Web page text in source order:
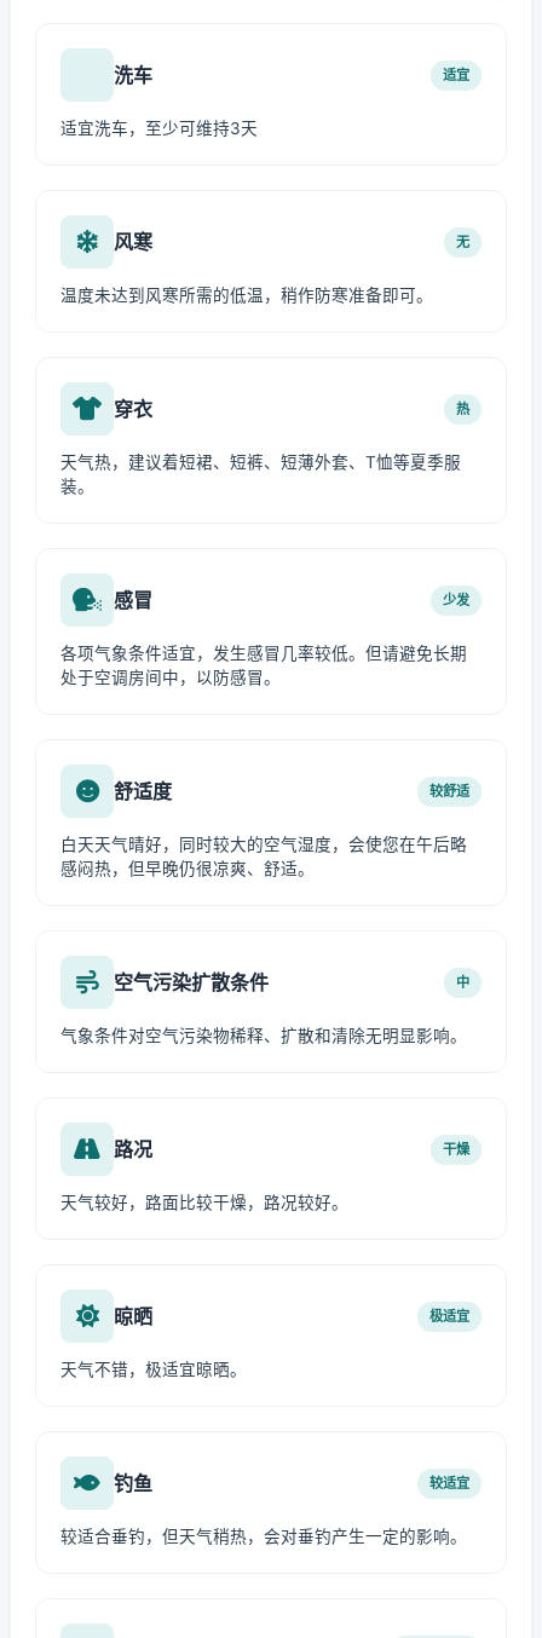
洗车 适宜
适宜洗车，至少可维持3天
风寒 无
温度未达到风寒所需的低温，稍作防寒准备即可。
穿衣 热
天气热，建议着短裙、短裤、短薄外套、T恤等夏季服
装。
感冒 少发
各项气象条件适宜，发生感冒几率较低。但请避免长期
处于空调房间中，以防感冒。
舒适度 较舒适
白天天气晴好，同时较大的空气湿度，会使您在午后略
感闷热，但早晚仍很凉爽、舒适。
空气污染扩散条件 中
气象条件对空气污染物稀释、扩散和清除无明显影响。
路况 干燥
天气较好，路面比较干燥，路况较好。
晾晒 极适宜
天气不错，极适宜晾晒。
钓鱼 较适宜
较适合垂钓，但天气稍热，会对垂钓产生一定的影响。